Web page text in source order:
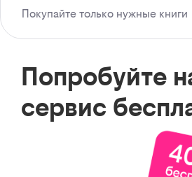
Покупайте только нужные книги
Попробуйте
сервис